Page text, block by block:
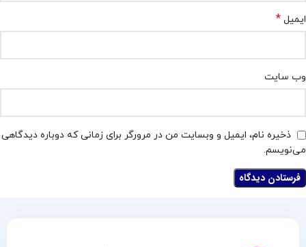
ایمیل *
وب‌ سایت
ذخیره نام، ایمیل و وبسایت من در مرورگر برای زمانی که دوباره دیدگاهی
می‌نویسم.